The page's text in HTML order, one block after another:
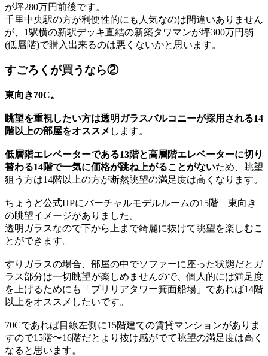
が坪280万円前後です。
千里中央駅の方が利便性的にも人気なのは間違いありません
が、1駅横の新駅デッキ直結の新築タワマンが坪300万円弱
(低層階)で購入出来るのは悪くないかと思います。
すごろくが買うなら②
東向き70C。
眺望を重視したい方は透明ガラスバルコニーが採用される14
階以上の部屋をオススメ します。
低層階エレベーターである13階と高層階エレベーターに切り
替わる14階で一気に価格が跳ね上がることがないため、眺望
狙う方は14階以上の方が断然眺望の満足度は高くなります。
ちょうど公式HPにバーチャルモデルルームの15階 東向き
の眺望イメージがありました。
透明ガラスなので下から上まで綺麗に抜けて眺望を楽しむこ
とができます。
すりガラスの場合、部屋の中でソファーに座った状態だとガ
ラス部分は一切眺望が楽しめませんので、個人的には満足度
を上げるためにも「ブリリアタワー箕面船場」であれば14階
以上をオススメしたいです。
70Cであれば目線左側に15階建ての賃貸マンションがありま
すので15階〜16階だとより抜け感がでて眺望の満足度は高く
なると思います。